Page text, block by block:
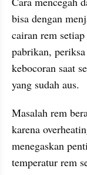
bisa dengan
cairan rem
pabrikan,
kebocoran saat
yang sudah aus.
Masalah rem
karena
menegaskan
temperatur rem